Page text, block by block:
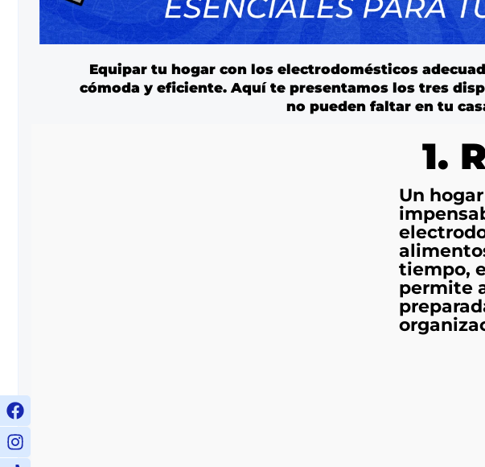
Equipar tu hogar con los electrodomésticos
cómoda y eficiente. Aquí te presentamos los tres
no pueden faltar en tu
1.
Un
tiempo,
permite